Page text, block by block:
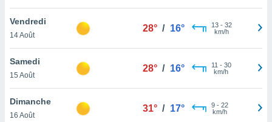
votre
Vendredi
14 Août
28° / 16° 13- 32
km/h
Samedi
15 Août
28° / 16° 11 - 30
km/h
Dimanche
16 Août
31° / 17° 9- 22
km/h